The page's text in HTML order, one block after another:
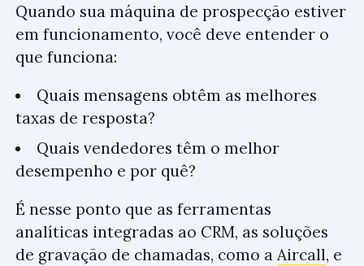
Quando sua máquina de prospecção estiver
em funcionamento, você deve entender o
que funciona:
Quais mensagens obtêm as melhores
taxas de resposta?
Quais vendedores têm o melhor
desempenho e por quê?
É nesse ponto que as ferramentas
analíticas integradas ao CRM, as soluções
de gravação de chamadas, como a Aircall, e